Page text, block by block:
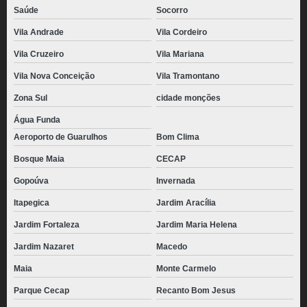
Saúde Socorro
Vila Andrade Vila Cordeiro
Vila Cruzeiro Vila Mariana
Vila Nova Conceição Vila Tramontano
Zona Sul cidade monções
Água Funda
Aeroporto de Guarulhos
Bom Clima
Bosque Maia CECAP
Gopoúva Invernada
Itapegica Jardim Aracília
Jardim Fortaleza Jardim Maria Helena
Jardim Nazaret Macedo
Maia Monte Carmelo
Parque Cecap Recanto Bom Jesus